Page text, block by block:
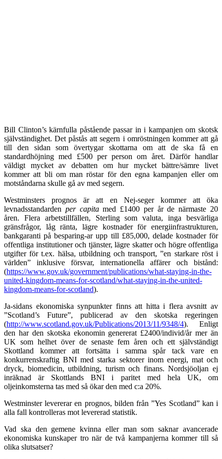
Bill Clinton’s kärnfulla påstående passar in i kampanjen om skotsk
självständighet. Det påstås att segern i omröstningen kommer att gå
till den sidan som övertygar skottarna om att de ska få en
standardhöjning med £500 per person om året. Därför handlar
väldigt mycket av debatten om hur mycket bättre/sämre livet
kommer att bli om man röstar för den egna kampanjen eller om
motståndarna skulle gå av med segern.
Westminsters prognos är att en Nej-seger kommer att öka
levnadsstandarden per capitamed £1400 per år de närmaste 20
åren. Flera arbetstillfällen, Sterling som valuta, inga besvärliga
gränsfrågor, låg ränta, lägre kostnader för energiinfrastrukturen,
bankgaranti på besparing-ar upp till £85,000, delade kostnader för
offentliga institutioner och tjänster, lägre skatter och högre offentliga
utgifter för t.ex. hälsa, utbildning och transport, ”en starkare röst i
världen” inklusive försvar, internationella affärer och bistånd:
(https://www.gov.uk/government/publications/what-staying-in-the-
united-kingdom-means-for-scotland/what-staying-in-the-united-
kingdom-means-for-scotland).
Ja-sidans ekonomiska synpunkter finns att hitta i flera avsnitt av
”Scotland’s Future”, publicerad av den skotska regeringen
(http://www.scotland.gov.uk/Publications/2013/11/9348/4). Enligt
den har den skotska ekonomin genererat £2400/individ/år mer än
UK som helhet över de senaste femåren och ett självständigt
Skottland kommer att fortsätta i samma spår tack vare en
konkurrenskraftig BNI med starka sektorer inom energi, mat och
dryck, biomedicin, utbildning, turism och finans. Nordsjöoljan ej
inräknad är Skottlands BNI i paritet med hela UK, om
oljeinkomsterna tas med så ökar den med c:a 20%.
Westminster levererar en prognos, bilden från ”Yes Scotland” kan i
alla fall kontrolleras mot levererad statistik.
Vad ska den gemene kvinna eller man som saknar avancerade
ekonomiska kunskaper tro när de två kampanjerna kommer till så
olika slutsatser?